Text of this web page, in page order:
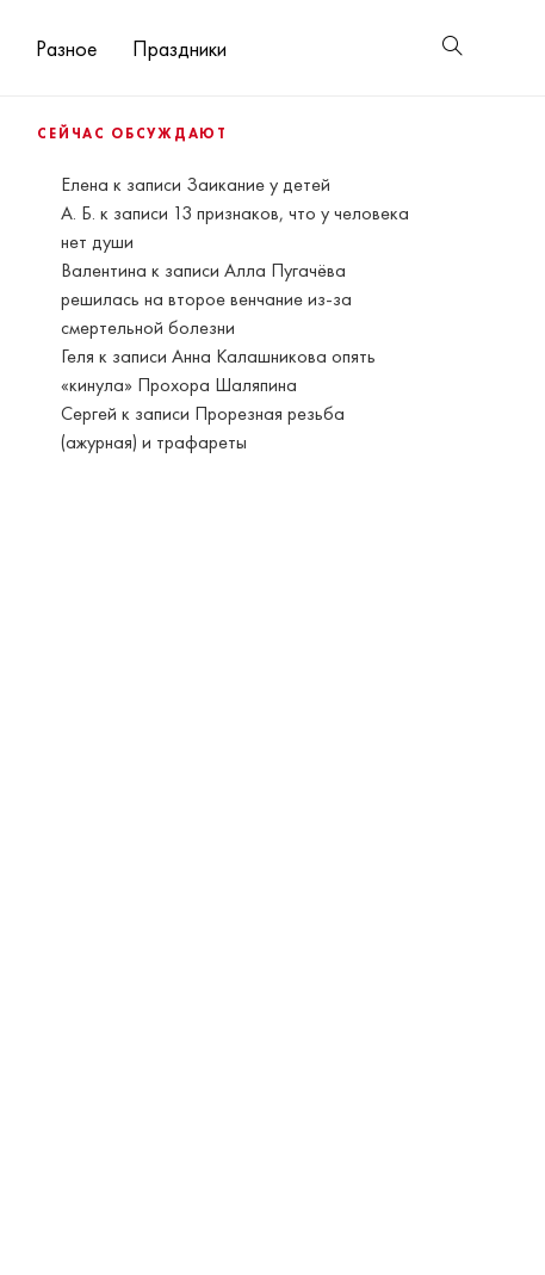
Разное Праздники
СЕЙЧАС ОБСУЖДАЮТ
Елена к записи Заикание у детей
А. Б. к записи 13 признаков, что у человека
нет души
Валентина к записиАлла Пугачёва
решилась на второе венчание из-за
смертельной болезни
Геля к записиАнна Калашникова опять
«кинула» Прохора Шаляпина
Сергей к записи Прорезная резьба
(ажурная) и трафареты